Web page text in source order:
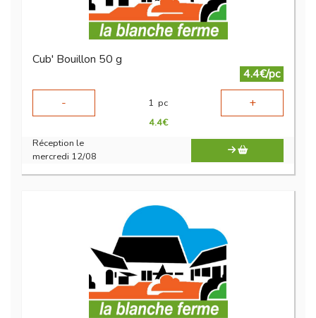
Cub' Bouillon 50 g
4.4€/pc
-
1 pc +
4.4€
Réception le
mercredi 12/08